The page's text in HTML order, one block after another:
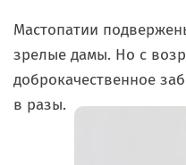
Мастопатии
зрелые дамы. Но с
доброкачественное
в разы.